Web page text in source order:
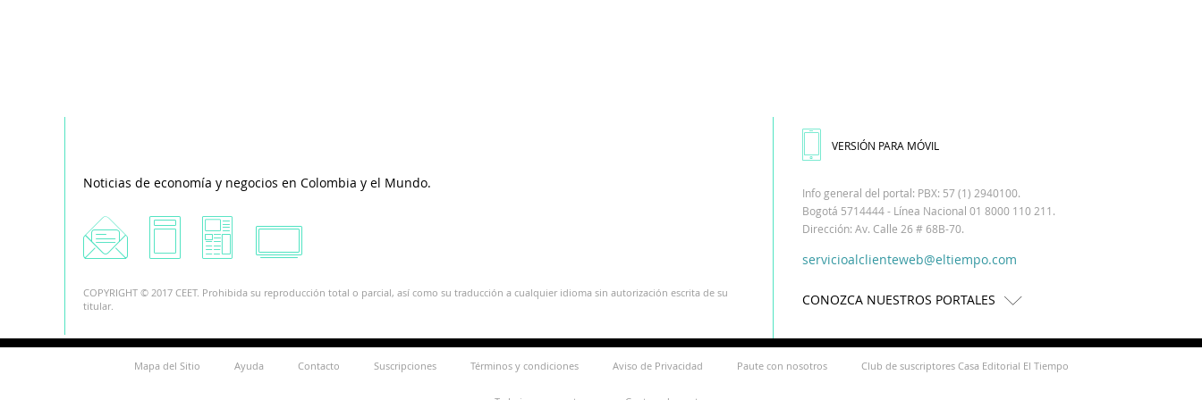
Noticias de economía y negocios en Colombia y el Mundo.
COPYRIGHT © 2017 CEET. Prohibida su reproducción total o parcial, así como su traducción a cualquier idioma sin autorización escrita de su
titular.
VERSIÓN PARA MÓVIL
Info general del portal: PBX: 57 (1) 2940100.
Bogotá 5714444 - Línea Nacional 01 8000 110 211.
Dirección: Av. Calle 26 # 68B-70.
servicioalclienteweb@eltiempo.com
CONOZCA NUESTROS PORTALES
Mapa del Sitio Ayuda Contacto Suscripciones Términos y condiciones Aviso de Privacidad Paute con nosotros Club de suscriptores Casa Editorial El Tiempo